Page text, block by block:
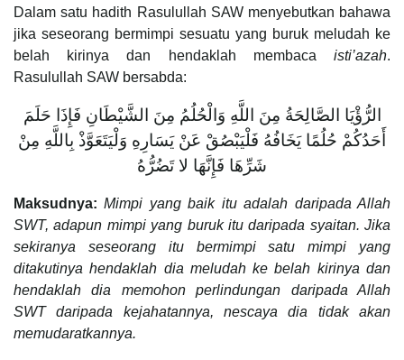
Dalam satu hadith Rasulullah SAW menyebutkan bahawa
jika seseorang bermimpi sesuatu yang buruk meludah ke
belah kirinya dan hendaklah membaca isti’azah.
Rasulullah SAW bersabda:
الرُّؤْيَا الصَّالِحَةُ مِنَ اللَّهِ وَالْحُلُمُ مِنَ الشَّيْطَانِ فَإِذَا حَلَمَ
أَحَدُكُمْ حُلُمًا يَخَافُهُ فَلْيَبْصُقْ عَنْ يَسَارِهِ وَلْيَتَعَوَّذْ بِاللَّهِ مِنْ
شَرِّهَا فَإِنَّهَا لا تَضُرُّهُ
Maksudnya:Mimpi yang baik itu adalah daripada Allah
SWT, adapun mimpi yang buruk itu daripada syaitan. Jika
sekiranya seseorang
itu bermimpi satu mimpi yang
ditakutinya hendaklah dia meludah ke belah kirinya dan
hendaklah dia memohon perlindungan daripada Allah
SWT daripada kejahatannya, nescaya dia tidak akan
memudaratkannya.